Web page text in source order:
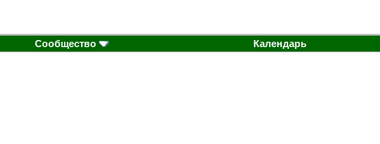
Сообщество Календарь